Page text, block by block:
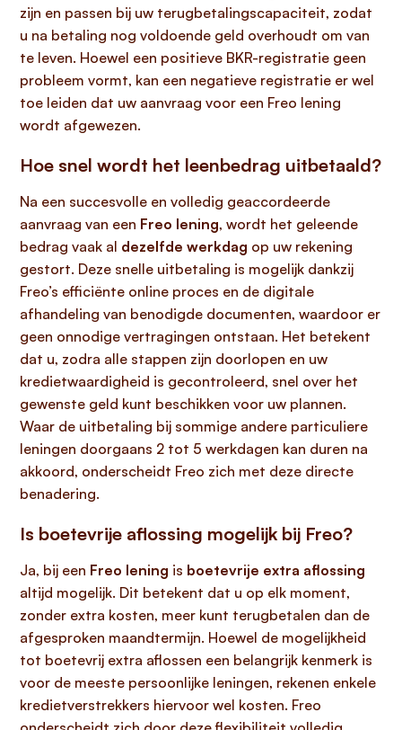
zijn en passen bij uw terugbetalingscapaciteit, zodat
u na betaling nog voldoende geld overhoudt om van
te leven. Hoewel een positieve BKR-registratie geen
probleem vormt, kan een negatieve registratie er wel
toe leiden dat uw aanvraag voor een Freo lening
wordt afgewezen.
Hoe snel wordt het leenbedrag uitbetaald?
Na een succesvolle en volledig geaccordeerde
aanvraag van een Freo lening, wordt het geleende
bedrag vaak al dezelfde werkdag op uw rekening
gestort. Deze snelle uitbetaling is mogelijk dankzij
Freo’s efficiënte online proces en de digitale
afhandeling van benodigde documenten, waardoor er
geen onnodige vertragingen ontstaan. Het betekent
dat u, zodra alle stappen zijn doorlopen en uw
kredietwaardigheid is gecontroleerd, snel over het
gewenste geld kunt beschikken voor uw plannen.
Waar de uitbetaling bij sommige andere particuliere
leningen doorgaans 2 tot 5 werkdagen kan duren na
akkoord, onderscheidt Freo zich met deze directe
benadering.
Is boetevrije aflossing mogelijk bij Freo?
Ja, bij een Freo lening is boetevrije extra aflossing
altijd mogelijk. Dit betekent dat u op elk moment,
zonder extra kosten, meer kunt terugbetalen dan de
afgesproken maandtermijn. Hoewel de mogelijkheid
tot boetevrij extra aflossen een belangrijk kenmerk is
voor de meeste persoonlijke leningen, rekenen enkele
kredietverstrekkers hiervoor wel kosten. Freo